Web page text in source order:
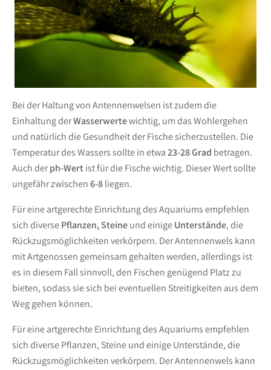
Bei der Haltung von Antennenwelsen ist zudem die
Einhaltung derWasserwertewichtig, um das Wohlergehen
und natürlich die Gesundheit der Fische sicherzustellen. Die
Temperatur des Wassers sollte in etwa23-28 Grad betragen.
Auch derph-Wertist für die Fische wichtig. Dieser Wert sollte
ungefähr zwischen6-8liegen.
Für eine artgerechte Einrichtung des Aquariums empfehlen
sich diversePflanzen, Steineund einigeUnterstände, die
Rückzugsmöglichkeiten verkörpern. Der Antennenwels kann
mit Artgenossen gemeinsam gehalten werden, allerdings ist
es in diesem Fall sinnvoll, den Fischen genügend Platz zu
bieten, sodass sie sich bei eventuellen Streitigkeiten aus dem
Weg gehen können.
Für eine artgerechte Einrichtung des Aquariums empfehlen
sich diverse Pflanzen, Steine und einige Unterstände, die
Rückzugsmöglichkeiten verkörpern. Der Antennenwels kann